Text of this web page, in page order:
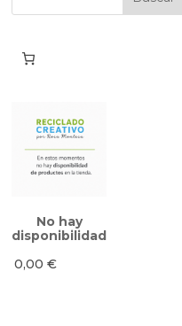
No hay
disponibilidad
0,00€